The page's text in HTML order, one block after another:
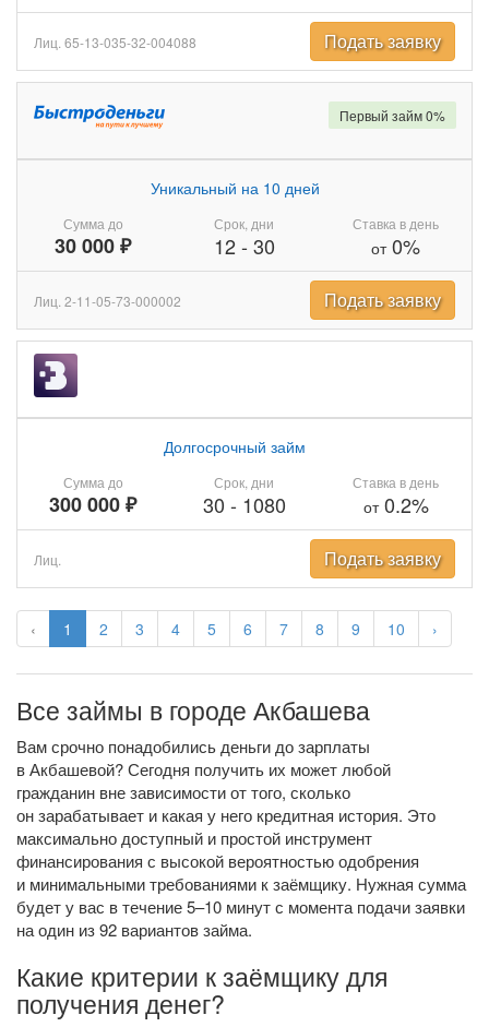
‹ 1 2 3 4 5 6 7 8 9 10 ›
Лиц. 65-13-035-32-004088 Подать заявку
Сумма до
30 000 ₽
Уникальный на 10 дней
Срок, дни
12- 30
Ставка в день
от0%
Первый займ 0%
Лиц. 2-11-05-73-000002 Подать заявку
Сумма до
300 000 ₽
Долгосрочный займ
Срок, дни
30 - 1080
Ставка в день
от0.2%
Лиц. Подать заявку
Все займы в городе Акбашева
Вам срочно понадобились деньги до зарплаты
в Акбашевой? Сегодня получить их может любой
гражданин вне зависимости от того, сколько
он зарабатывает и какая у него кредитная история. Это
максимально доступный и простой инструмент
финансирования с высокой вероятностью одобрения
и минимальными требованиями к заёмщику. Нужная сумма
будет у вас в течение 5–10 минут с момента подачи заявки
на один из 92 вариантов займа.
Какие критерии к заёмщику для
получения денег?